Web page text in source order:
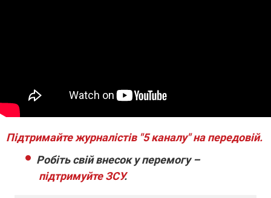
Підтримайте журналістів "5 каналу" на передовій.
Робіть свій внесок у перемогу –
підтримуйте ЗСУ.